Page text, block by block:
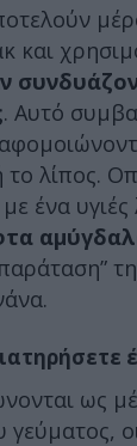
και
. Αυτό
το λίπος.
ένα
ως
γεύματος,